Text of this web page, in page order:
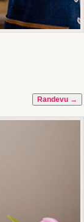
Randevu →